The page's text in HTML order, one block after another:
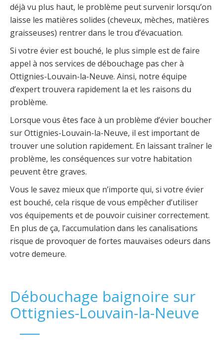
déjà vu plus haut, le problème peut survenir lorsqu’on
laisse les matières solides (cheveux, mèches, matières
graisseuses) rentrer dans le trou d’évacuation.
Si votre évier est bouché, le plus simple est de faire
appel à nos services de débouchage pas cher à
Ottignies-Louvain-la-Neuve. Ainsi, notre équipe
d’expert trouvera rapidement la et les raisons du
problème.
Lorsque vous êtes face à un problème d’évier boucher
sur Ottignies-Louvain-la-Neuve, il est important de
trouver une solution rapidement. En laissant traîner le
problème, les conséquences sur votre habitation
peuvent être graves.
Vous le savez mieux que n’importe qui, si votre évier
est bouché, cela risque de vous empêcher d’utiliser
vos équipements et de pouvoir cuisiner correctement.
En plus de ça, l’accumulation dans les canalisations
risque de provoquer de fortes mauvaises odeurs dans
votre demeure.
Débouchage baignoire sur
Ottignies-Louvain-la-Neuve